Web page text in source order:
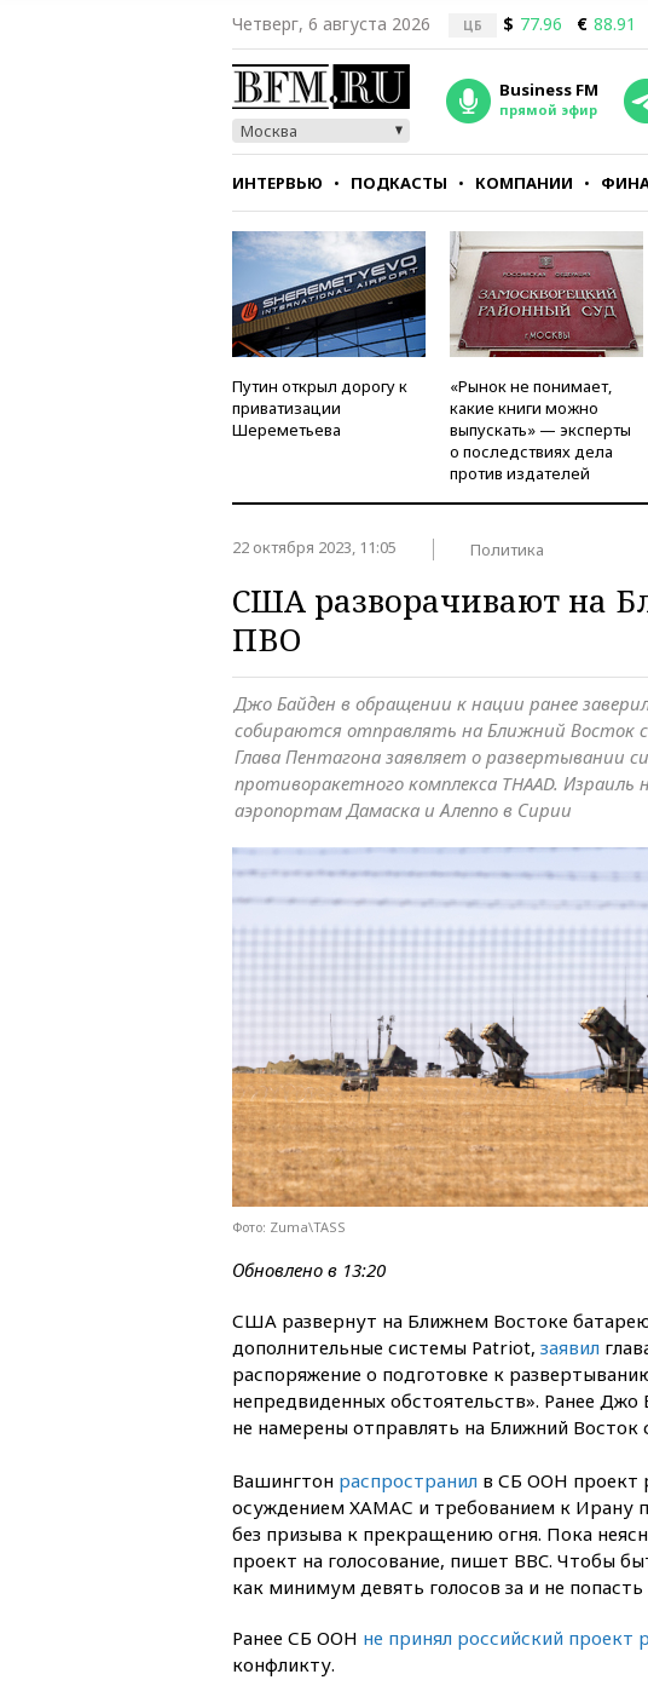
Четверг, 6 августа 2026 ЦБ $ 77.96 € 88.91
Москва
Business FM
прямой эфир
ИНТЕРВЬЮ ПОДКАСТЫ КОМПАНИИ
СТИЛЬ ТЕСТЫ
Путин открыл дорогу к
приватизации
Шереметьева
«Рынок не понимает,
какие книги можно
выпускать» — эксперты
о последствиях дела
против издателей
22 октября 2023, 11:05 Политика
США разворачивают на
ПВО
Джо Байден в обращении к нации ранее
собираются отправлять на Ближний Восток
Глава Пентагона заявляет о развертывании
противоракетного комплекса THAAD. Израиль
аэропортам Дамаска и Алеппо в Сирии
Фото: Zuma\TASS
Обновлено в 13:20
США развернут на Ближнем Востоке
дополнительные системы Patriot, заявил
распоряжение о подготовке к
непредвиденных обстоятельств». Ранее
не намерены отправлять на Ближний Восток
Вашингтон распространил в СБ ООН проект
осуждением ХАМАС и требованием к Ирану
без призыва к прекращению огня. Пока
проект на голосование, пишет BBC. Чтобы
как минимум девять голосов за и не
Ранее СБ ООН не принял российский проект
конфликту.